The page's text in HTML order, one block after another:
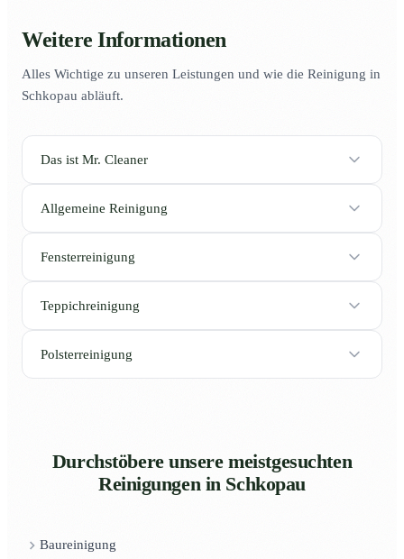
Weitere Informationen
Alles Wichtige zu unseren Leistungen und wie die Reinigung in
Schkopau abläuft.
Das ist Mr. Cleaner
Allgemeine Reinigung
Fensterreinigung
Teppichreinigung
Polsterreinigung
Durchstöbere unsere meistgesuchten
Reinigungen in Schkopau
Baureinigung